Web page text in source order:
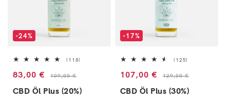
-24%
(118)118 Bewertungen insgesamt
Verkaufspreis
83,00 € Normaler Preis
109,00 €
CBD Öl Plus (20%)
-17%
(125)125
Verkaufspreis
107,00 € Normaler Preis
129,00 €
CBD Öl Plus (30%)